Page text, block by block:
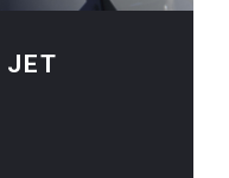
JET